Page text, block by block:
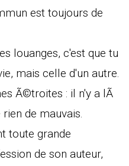
est toujours de
louanges, c'est que tu
mais celle d'un autre.
Ã©troites : il n'y a lÃ
de mauvais.
toute grande
de son auteur,